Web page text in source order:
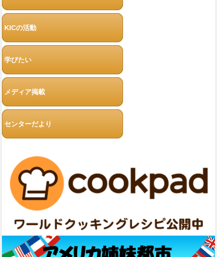
KICの活動
学びたい
メディア掲載
センターだより